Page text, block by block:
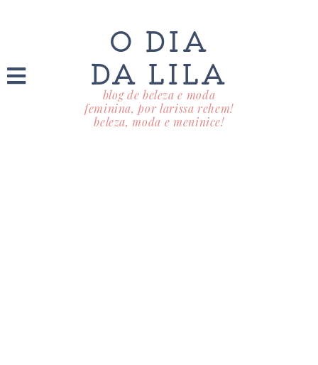
O DIA
DA LILA
blog de beleza e moda
feminina, por larissa rehem!
beleza, moda e meninice!